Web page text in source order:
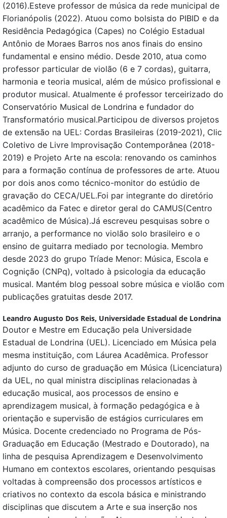
(2016).Esteve professor de música da rede municipal de
Florianópolis (2022). Atuou como bolsista do PIBID e da
Residência Pedagógica (Capes) no Colégio Estadual
Antônio de Moraes Barros nos anos finais do ensino
fundamental e ensino médio. Desde 2010, atua como
professor particular de violão (6 e 7 cordas), guitarra,
harmonia e teoria musical, além de músico profissional e
produtor musical. Atualmente é professor terceirizado do
Conservatório Musical de Londrina e fundador do
Transformatório musical.Participou de diversos projetos
de extensão na UEL: Cordas Brasileiras (2019-2021), Clic
Coletivo de Livre Improvisação Contemporânea (2018-
2019) e Projeto Arte na escola: renovando os caminhos
para a formação contínua de professores de arte. Atuou
por dois anos como técnico-monitor do estúdio de
gravação do CECA/UEL.Foi par integrante do diretório
acadêmico da Fatec e diretor geral do CAMUS(Centro
acadêmico de Música).Já escreveu pesquisas sobre o
arranjo, a performance no violão solo brasileiro e o
ensino de guitarra mediado por tecnologia. Membro
desde 2023 do grupo Tríade Menor: Música, Escola e
Cognição (CNPq), voltado à psicologia da educação
musical. Mantém blog pessoal sobre música e violão com
publicações gratuitas desde 2017.
Leandro Augusto Dos Reis, Universidade Estadual de Londrina
Doutor e Mestre em Educação pela Universidade
Estadual de Londrina (UEL). Licenciado em Música pela
mesma instituição, com Láurea Acadêmica. Professor
adjunto do curso de graduação em Música (Licenciatura)
da UEL, no qual ministra disciplinas relacionadas à
educação musical, aos processos de ensino e
aprendizagem musical, à formação pedagógica e à
orientação e supervisão de estágios curriculares em
Música. Docente credenciado no Programa de Pós-
Graduação em Educação (Mestrado e Doutorado), na
linha de pesquisa Aprendizagem e Desenvolvimento
Humano em contextos escolares, orientando pesquisas
voltadas à compreensão dos processos artísticos e
criativos no contexto da escola básica e ministrando
disciplinas que discutem a Arte e sua inserção nos